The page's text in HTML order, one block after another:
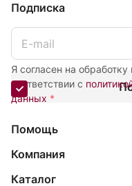
Подписка
Я согласен на
соответствии с
данных *
Помощь
Компания
Каталог